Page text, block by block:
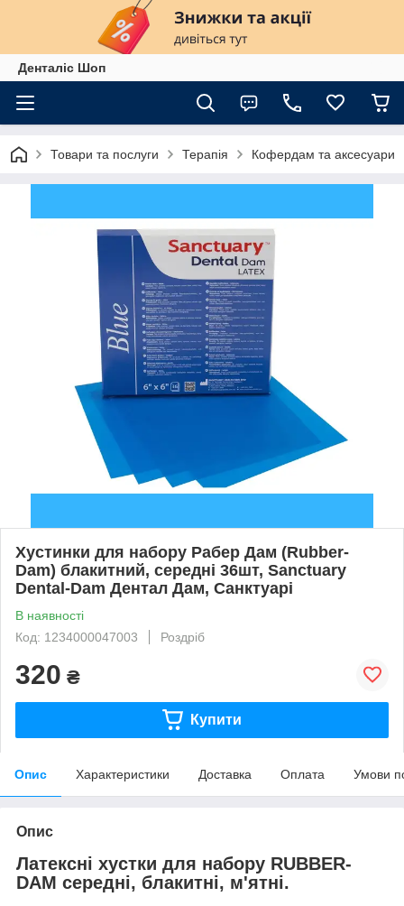
Денталіс Шоп
Товари та послуги Терапія Кофердам та аксесуари
Хустинки для набору Рабер Дам (Rubber-
Dam) блакитний, середні 36шт, Sanctuary
Dental-Dam Дентал Дам, Санктуарі
В наявності
Код: 1234000047003
Роздріб
320 ₴
Купити
Опис Характеристики Доставка Оплата Умови
Опис
Латексні хустки для набору RUBBER-
DAM середні, блакитні, м'ятні.